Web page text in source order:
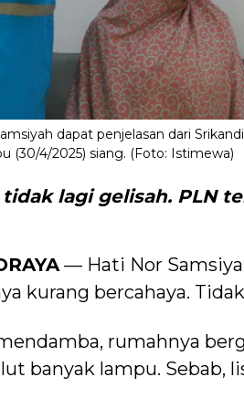
dapat penjelasan dari
(30/4/2025) siang. (Foto: Istimewa)
tidak lagigelisah. PLN
— Hati Nor
kurang bercahaya.
rumahnya
banyak lampu. Sebab,